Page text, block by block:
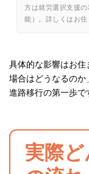
方は就労選択支援
能）。詳しくはお
具体的な影響はお
場合はどうなるの
進路移行の第一歩で
実際ど